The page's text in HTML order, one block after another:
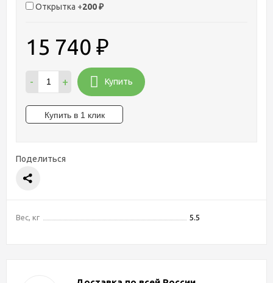
Открытка +200₽
15 740 ₽
- + Купить
Поделиться
Вес, кг 5.5